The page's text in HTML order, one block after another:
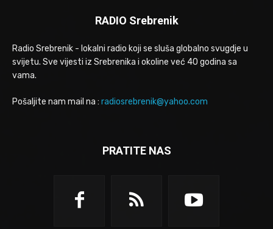
RADIO Srebrenik
Radio Srebrenik - lokalni radio koji se sluša globalno svugdje u
svijetu. Sve vijesti iz Srebrenika i okoline već 40 godina sa
vama.
Pošaljite nam mail na : radiosrebrenik@yahoo.com
PRATITE NAS